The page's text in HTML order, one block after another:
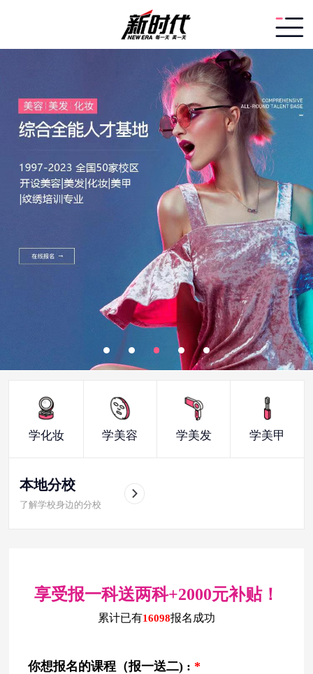
学化妆 学美容 学美发 学美甲
本地分校
了解学校身边的分校
享受报一科送两科+2000元补贴！
累计已有16098报名成功
你想报名的课程（报一送二) : *